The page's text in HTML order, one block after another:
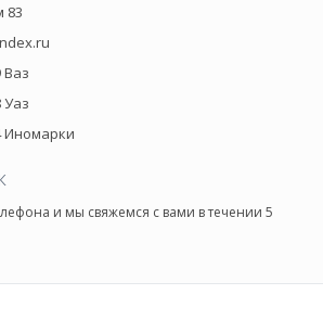
83
Ваз
Уаз
Иномарки
и мы свяжемся с вами в течении 5